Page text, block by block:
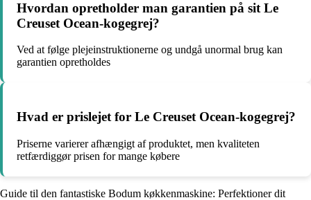
Hvordan opretholder man garantien på sit Le
Creuset Ocean-kogegrej?
Ved at følge plejeinstruktionerne og undgå unormal brug kan
garantien opretholdes
Hvad er prislejet for Le Creuset Ocean-kogegrej?
Priserne varierer afhængigt af produktet, men kvaliteten
retfærdiggør prisen for mange købere
Guide til den fantastiske Bodum køkkenmaskine: Perfektioner dit